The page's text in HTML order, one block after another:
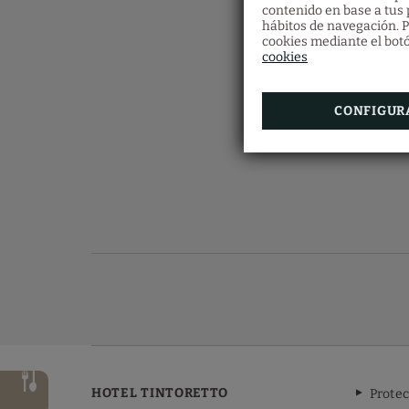
contenido en base a
hábitos de navegación.
cookies mediante el
cookies
HOTEL TINTORETTO